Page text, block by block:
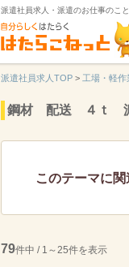
派遣社員求人・派遣のお仕事のこ
派遣社員求人TOP > 工場・軽作
鋼材 配送 ４ｔ 派
このテーマに
79件中 / 1～25件を表示